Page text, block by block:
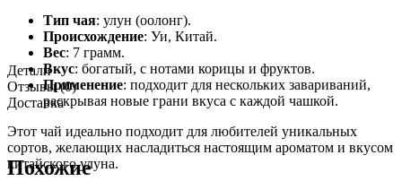
Тип чая: улун (оолонг).
Происхождение: Уи, Китай.
Вес: 7 грамм.
Вкус: богатый, с нотами корицы и фруктов.
Применение: подходит для нескольких завариваний,
раскрывая новые грани вкуса с каждой чашкой.
Этот чай идеально подходит для любителей уникальных
сортов, желающих насладиться настоящим ароматом и вкусом
китайского улуна.
Детали
Отзывы (0)
Доставка
Похожие